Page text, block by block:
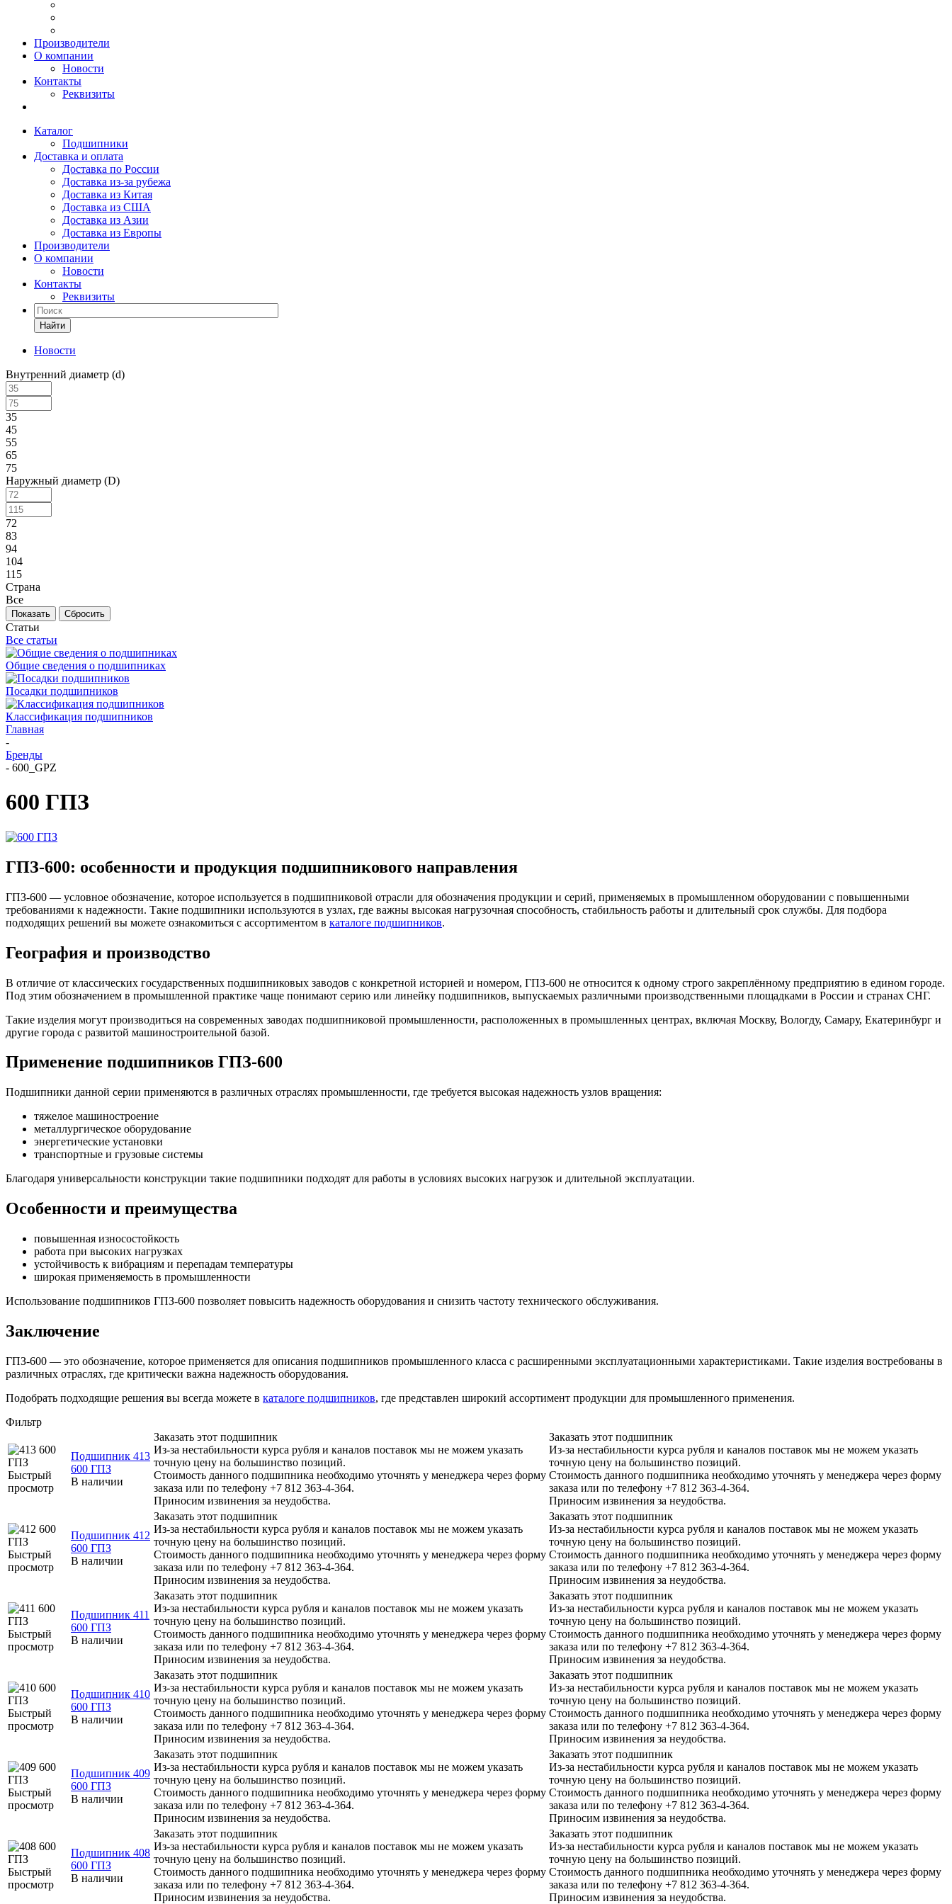
Производители
О компании
Новости
Контакты
Реквизиты
Каталог
Подшипники
Доставка и оплата
Доставка по России
Доставка из-за рубежа
Доставка из Китая
Доставка из США
Доставка из Азии
Доставка из Европы
Производители
О компании
Новости
Контакты
Реквизиты
Найти
Новости
Внутренний диаметр (d)
35
45
55
65
75
Наружный диаметр (D)
72
83
94
104
115
Страна
Все
Сбросить
Статьи
Все статьи
Общие сведения о подшипниках
Посадки подшипников
Классификация подшипников
Главная
-
Бренды
- 600_GPZ
600 ГПЗ
ГПЗ-600: особенности и продукция подшипникового направления
ГПЗ-600 — условное обозначение, которое используется в подшипниковой отрасли для обозначения продукции и серий, применяемых в промышленном оборудовании с повышенными
требованиями к надежности. Такие подшипники используются в узлах, где важны высокая нагрузочная способность, стабильность работы и длительный срок службы. Для подбора
подходящих решений вы можете ознакомиться с ассортиментом в каталоге подшипников.
География и производство
В отличие от классических государственных подшипниковых заводов с конкретной историей и номером, ГПЗ-600 не относится к одному строго закреплённому предприятию в едином городе.
Под этим обозначением в промышленной практике чаще понимают серию или линейку подшипников, выпускаемых различными производственными площадками в России и странах СНГ.
Такие изделия могут производиться на современных заводах подшипниковой промышленности, расположенных в промышленных центрах, включая Москву, Вологду, Самару, Екатеринбург и
другие города с развитой машиностроительной базой.
Применение подшипников ГПЗ-600
Подшипники данной серии применяются в различных отраслях промышленности, где требуется высокая надежность узлов вращения:
тяжелое машиностроение
металлургическое оборудование
энергетические установки
транспортные и грузовые системы
Благодаря универсальности конструкции такие подшипники подходят для работы в условиях высоких нагрузок и длительной эксплуатации.
Особенности и преимущества
повышенная износостойкость
работа при высоких нагрузках
устойчивость к вибрациям и перепадам температуры
широкая применяемость в промышленности
Использование подшипников ГПЗ-600 позволяет повысить надежность оборудования и снизить частоту технического обслуживания.
Заключение
ГПЗ-600 — это обозначение, которое применяется для описания подшипников промышленного класса с расширенными эксплуатационными характеристиками. Такие изделия востребованы в
различных отраслях, где критически важна надежность оборудования.
Подобрать подходящие решения вы всегда можете в каталоге подшипников, где представлен широкий ассортимент продукции для промышленного применения.
Фильтр
Быстрый
просмотр
Подшипник 413
600 ГПЗ
В наличии
Заказать этот подшипник
Из-за нестабильности курса рубля и каналов поставок мы не можем указать
точную цену на большинство позиций.
Стоимость данного подшипника необходимо уточнять у менеджера через форму
заказа или по телефону +7 812 363-4-364.
Приносим извинения за неудобства.
Заказать этот подшипник
Из-за нестабильности курса рубля и каналов поставок мы не можем указать
точную цену на большинство позиций.
Стоимость данного подшипника необходимо уточнять у менеджера через форму
заказа или по телефону +7 812 363-4-364.
Приносим извинения за неудобства.
Быстрый
просмотр
Подшипник 412
600 ГПЗ
В наличии
Заказать этот подшипник
Из-за нестабильности курса рубля и каналов поставок мы не можем указать
точную цену на большинство позиций.
Стоимость данного подшипника необходимо уточнять у менеджера через форму
заказа или по телефону +7 812 363-4-364.
Приносим извинения за неудобства.
Заказать этот подшипник
Из-за нестабильности курса рубля и каналов поставок мы не можем указать
точную цену на большинство позиций.
Стоимость данного подшипника необходимо уточнять у менеджера через форму
заказа или по телефону +7 812 363-4-364.
Приносим извинения за неудобства.
Быстрый
просмотр
Подшипник 411
600 ГПЗ
В наличии
Заказать этот подшипник
Из-за нестабильности курса рубля и каналов поставок мы не можем указать
точную цену на большинство позиций.
Стоимость данного подшипника необходимо уточнять у менеджера через форму
заказа или по телефону +7 812 363-4-364.
Приносим извинения за неудобства.
Заказать этот подшипник
Из-за нестабильности курса рубля и каналов поставок мы не можем указать
точную цену на большинство позиций.
Стоимость данного подшипника необходимо уточнять у менеджера через форму
заказа или по телефону +7 812 363-4-364.
Приносим извинения за неудобства.
Быстрый
просмотр
Подшипник 410
600 ГПЗ
В наличии
Заказать этот подшипник
Из-за нестабильности курса рубля и каналов поставок мы не можем указать
точную цену на большинство позиций.
Стоимость данного подшипника необходимо уточнять у менеджера через форму
заказа или по телефону +7 812 363-4-364.
Приносим извинения за неудобства.
Заказать этот подшипник
Из-за нестабильности курса рубля и каналов поставок мы не можем указать
точную цену на большинство позиций.
Стоимость данного подшипника необходимо уточнять у менеджера через форму
заказа или по телефону +7 812 363-4-364.
Приносим извинения за неудобства.
Быстрый
просмотр
Подшипник 409
600 ГПЗ
В наличии
Заказать этот подшипник
Из-за нестабильности курса рубля и каналов поставок мы не можем указать
точную цену на большинство позиций.
Стоимость данного подшипника необходимо уточнять у менеджера через форму
заказа или по телефону +7 812 363-4-364.
Приносим извинения за неудобства.
Заказать этот подшипник
Из-за нестабильности курса рубля и каналов поставок мы не можем указать
точную цену на большинство позиций.
Стоимость данного подшипника необходимо уточнять у менеджера через форму
заказа или по телефону +7 812 363-4-364.
Приносим извинения за неудобства.
Быстрый
просмотр
Подшипник 408
600 ГПЗ
В наличии
Заказать этот подшипник
Из-за нестабильности курса рубля и каналов поставок мы не можем указать
точную цену на большинство позиций.
Стоимость данного подшипника необходимо уточнять у менеджера через форму
заказа или по телефону +7 812 363-4-364.
Приносим извинения за неудобства.
Заказать этот подшипник
Из-за нестабильности курса рубля и каналов поставок мы не можем указать
точную цену на большинство позиций.
Стоимость данного подшипника необходимо уточнять у менеджера через форму
заказа или по телефону +7 812 363-4-364.
Приносим извинения за неудобства.